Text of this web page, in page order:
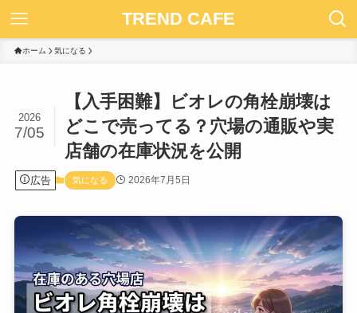
TREND CAFE
ホーム 気になる
【入手困難】ビオレの角栓崩壊は
どこで売ってる？穴場の通販や実
店舗の在庫状況を公開
2026
7/05
広告 気になる 2026年7月5日